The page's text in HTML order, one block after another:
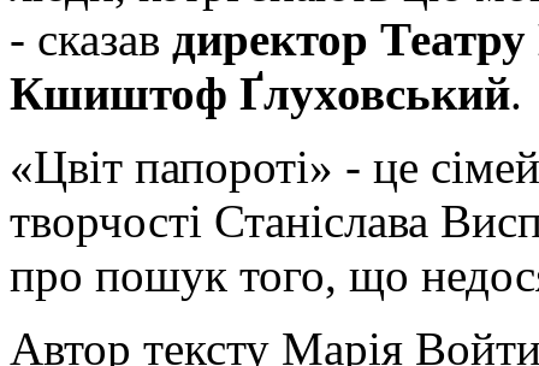
- сказав директор
Кшиштоф Ґлуховський.
«Цвіт папороті» - це
творчості Станіслава
про пошук того, що
Автор тексту Марія